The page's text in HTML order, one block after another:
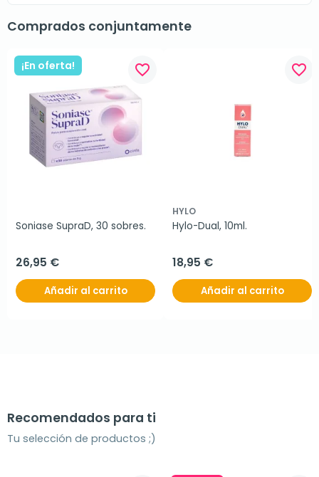
Comprados conjuntamente
¡En oferta! favorite_border
Soniase SupraD, 30 sobres.
26,95 €
Añadir al carrito
favorite_border
HYLO
Hylo-Dual, 10ml.
18,95 €
Añadir al carrito
Recomendados para ti
Tu selección de productos ;)